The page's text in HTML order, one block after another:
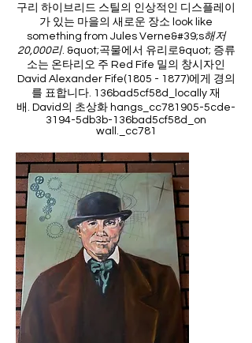
구리 하이브리드 스틸의 인상적인 디스플레이
가 있는 마을의 새로운 장소 look like
something from Jules Verne&#39;s해저
20,000리. &quot;곡물에서 유리로&quot; 증류
소는 온타리오 주 Red Fife 밀의 창시자인
David Alexander Fife(1805 - 1877)에게 경의
를 표합니다. 136bad5cf58d_locally 재
배. David의 초상화 hangs_cc781905-5cde-
3194-5db3b-136bad5cf58d_on
wall._cc781